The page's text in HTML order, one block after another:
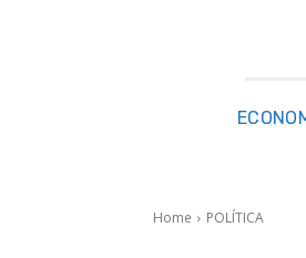
Home POLÍTICA